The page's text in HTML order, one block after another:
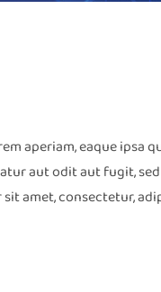
aperiam, eaque ipsa
aut odit aut fugit,
amet, consectetur,